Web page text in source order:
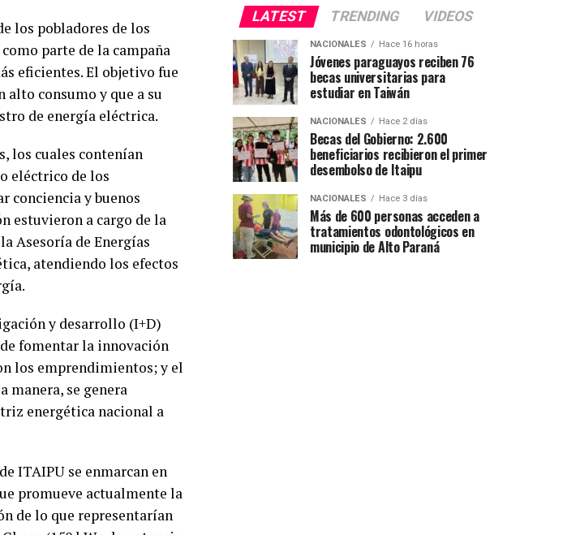
los pobladores de los
parte de la campaña
eficientes. El objetivo fue
consumo y que a su
de energía eléctrica.
los cuales contenían
eléctrico de los
conciencia y buenos
estuvieron a cargo de la
Asesoría de Energías
atendiendo los efectos
y desarrollo (I+D)
fomentar la innovación
los emprendimientos; y el
manera, se genera
energética nacional a
ITAIPU se enmarcan en
promueve actualmente la
de lo que representarían
LATEST TRENDING VIDEOS
NACIONALES Hace 16 horas
Jóvenes paraguayos reciben 76
becas universitarias para
estudiar en Taiwán
NACIONALES Hace 2 días
Becas del Gobierno: 2.600
beneficiarios recibieron el primer
desembolso de Itaipu
NACIONALES Hace 3 días
Más de 600 personas acceden a
tratamientos odontológicos en
municipio de Alto Paraná